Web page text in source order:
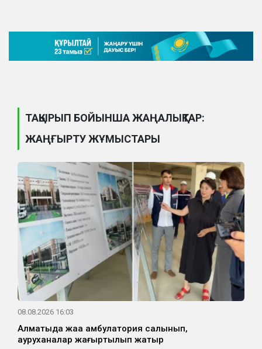
ТАҚЫРЫП БОЙЫНША ЖАҢАЛЫҚТАР:
ЖАҢҒЫРТУ ЖҰМЫСТАРЫ
08.08.2026 16:03
Алматыда жаңа амбулатория салынып,
ауруханалар жаңғыртылып жатыр